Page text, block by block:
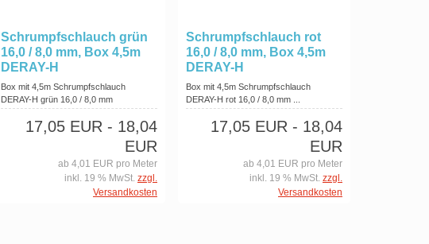
Schrumpfschlauch grün
16,0 / 8,0 mm, Box 4,5m
DERAY-H
Box mit 4,5m Schrumpfschlauch
DERAY-H grün 16,0 / 8,0 mm
17,05 EUR - 18,04
EUR
ab 4,01 EUR pro Meter
inkl. 19 % MwSt. zzgl.
Versandkosten
Schrumpfschlauch rot
16,0 / 8,0 mm, Box 4,5m
DERAY-H
Box mit 4,5m Schrumpfschlauch
DERAY-H rot 16,0 / 8,0 mm ...
17,05 EUR - 18,04
EUR
ab 4,01 EUR pro Meter
inkl. 19 % MwSt. zzgl.
Versandkosten